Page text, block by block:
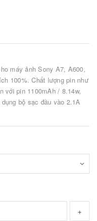
máy ảnh Sony A7, A600,
100%. Chất lượng pin như
với pin 1100mAh / 8.14w,
bộ sạc đầu vào 2.1A
+